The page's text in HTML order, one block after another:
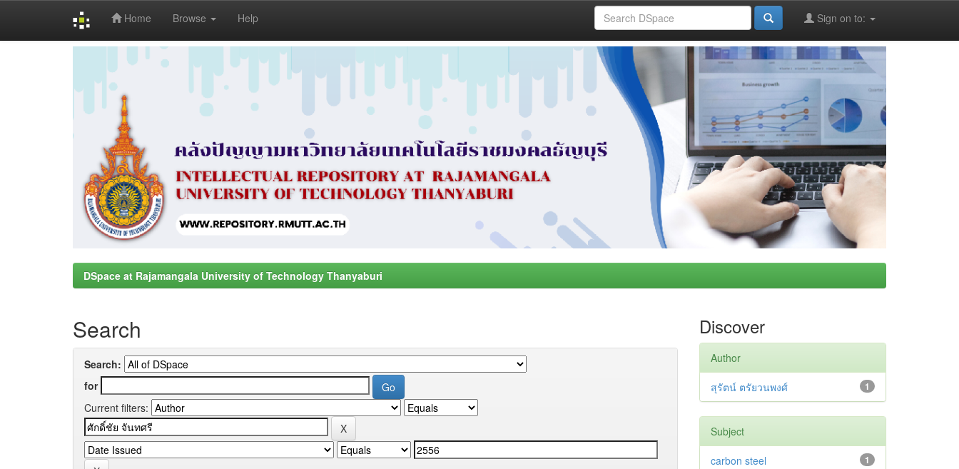
Home Browse Help Sign on to:
DSpace at Rajamangala University of Technology Thanyaburi
Search
Search:
for
Current filters:
Discover
Author
1
สุรัตน์ ตรัยวนพงศ์
Subject
1
carbon steel